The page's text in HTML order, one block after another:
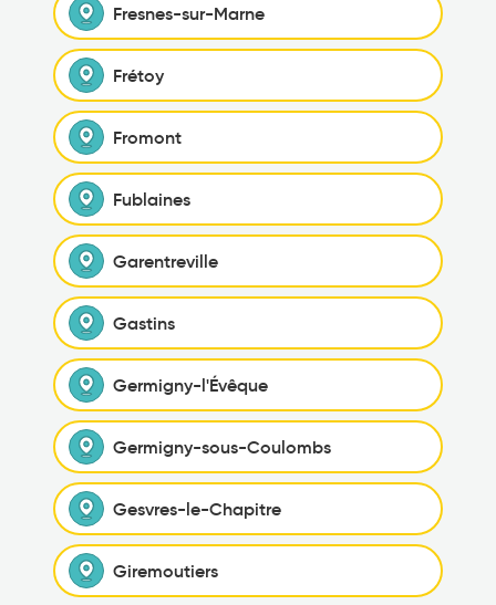
Fresnes-sur-Marne
Frétoy
Fromont
Fublaines
Garentreville
Gastins
Germigny-l'Évêque
Germigny-sous-Coulombs
Gesvres-le-Chapitre
Giremoutiers